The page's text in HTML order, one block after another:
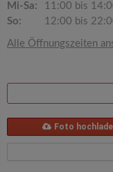
Mi-Sa:
11:00 bis
So:
12:00 bis
Alle Öffnungszeiten
Foto